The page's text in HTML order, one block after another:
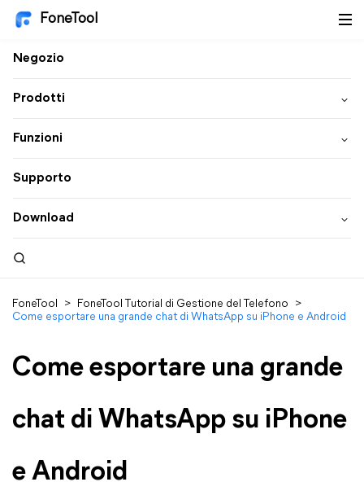
FoneTool
Negozio
Prodotti
Funzioni
Supporto
Download
FoneTool > FoneTool Tutorial di Gestione del Telefono
>
Come esportare una grande chat di WhatsApp su iPhone e Android
Come esportare una grande
chat di WhatsApp su iPhone
e Android